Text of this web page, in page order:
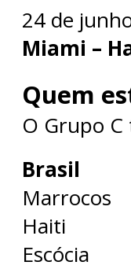
24 de
Miami –
Quem
O Grupo C
Brasil
Marrocos
Haiti
Escócia